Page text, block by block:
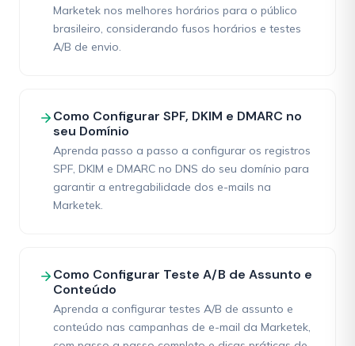
Marketek nos melhores horários para o público
brasileiro, considerando fusos horários e testes
A/B de envio.
Como Configurar SPF, DKIM e DMARC no
seu Domínio
Aprenda passo a passo a configurar os registros
SPF, DKIM e DMARC no DNS do seu domínio para
garantir a entregabilidade dos e-mails na
Marketek.
Como Configurar Teste A/B de Assunto e
Conteúdo
Aprenda a configurar testes A/B de assunto e
conteúdo nas campanhas de e-mail da Marketek,